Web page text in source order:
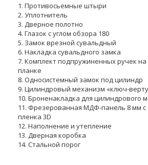
1. Противосьемные штыри
2. Уплотнитель
3. Дверное полотно
4. Глазок с углом обзора 180
5. Замок врезной сувальдный
6. Накладка сувальдного замка
7. Комплект подпружиненных ручек
планке
8. Односистемный замок под цилиндр
9. Цилиндровый механизм «ключ-
10. Броненакладка для цилиндрового
11. Фрезерованная МДФ-панель 8 мм с
пленка 3D
12. Наполнение и утепление
13. Дверная коробка
14. Стальной порог